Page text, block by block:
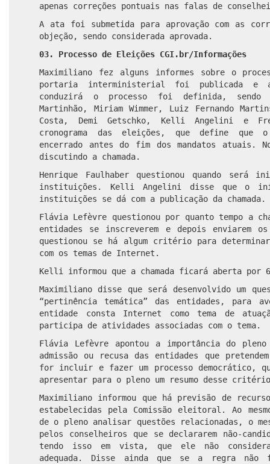
apenas correções pontuais nas falas de
A ata foi submetida para aprovação com as
objeção, sendo considerada aprovada.
03. Processo de Eleições CGI.br/Informações
Maximiliano fez alguns informes sobre o
portaria interministerial foi publicada e a
conduzirá o processo foi definida, sendo
Martinhão, Miriam Wimmer, Luiz Fernando
Costa, Demi Getschko, Kelli Angelini e
cronograma das eleições, que define que
encerrado antes do fim dos mandatos atuais.
discutindo a chamada.
Henrique Faulhaber questionou quando será
instituições. Kelli Angelini disse que o
instituições se dá com a publicação da chamada.
Flávia Lefèvre questionou por quanto tempo a
entidades se inscreverem e depois enviarem os
questionou se há algum critério para
com os temas de Internet.
Kelli informou que a chamada ficará aberta por
Maximiliano disse que será desenvolvido um
“pertinência temática” das entidades, para
entidade consta Internet como tema de
participa de atividades associadas com o tema.
Flávia Lefèvre apontou a importância do
admissão ou recusa das entidades que
for incluir e fazer um processo democrático,
apresentar para o pleno um resumo desse
Maximiliano informou que há previsão de
estabelecidas pela Comissão eleitoral. Ao
de o pleno analisar questões relacionadas, o
pelos conselheiros que se declararem não-
tendo isso em vista, que ele não
adequada. Disse ainda que se a regra não